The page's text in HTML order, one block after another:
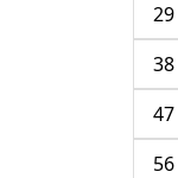
29
38
47
56